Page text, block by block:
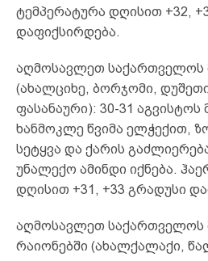
ტემპერატურა დღისით +32,
დაფიქსირდება.
აღმოსავლეთ საქართველოს
(ახალციხე, ბორჯომი,
ფასანაური): 30-31
ხანმოკლე წვიმა ელჭექით,
სეტყვა და ქარის
უნალექო ამინდი იქნება.
დღისით +31, +33 გრადუსი
აღმოსავლეთ საქართველოს
რაიონებში (ახალქალაქი,